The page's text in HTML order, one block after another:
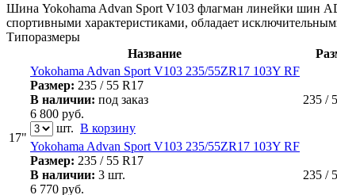
Шина Yokohama Advan Sport V103 флагман линейки шин
спортивными характеристиками, обладает
Типоразмеры
Название
17"
Yokohama Advan Sport V103 235/55ZR17 103Y RF
Размер: 235 / 55 R17
В наличии: под заказ
6 800 руб.
шт. В корзину
235 /
Yokohama Advan Sport V103 235/55ZR17 103Y RF
Размер: 235 / 55 R17
В наличии: 3 шт.
6 770 руб.
235 /